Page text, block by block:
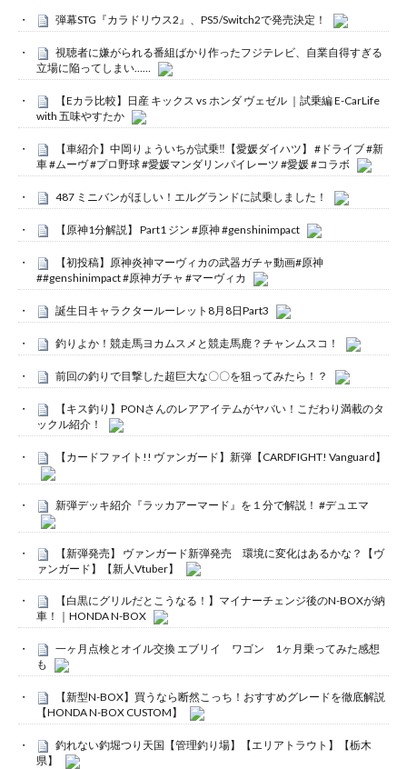
弾幕STG『カラドリウス2』、PS5/Switch2で発売決定！
視聴者に嫌がられる番組ばかり作ったフジテレビ、自業自得すぎる
立場に陥ってしまい……
【Eカラ比較】日産 キックス vs ホンダ ヴェゼル ｜試乗編 E-CarLife
with 五味やすたか
【車紹介】中岡りょういちが試乗‼️【愛媛ダイハツ】 #ドライブ #新
車 #ムーヴ #プロ野球 #愛媛マンダリンパイレーツ #愛媛 #コラボ
487 ミニバンがほしい！エルグランドに試乗しました！
【原神1分解説】 Part1 ジン #原神 #genshinimpact
【初投稿】原神炎神マーヴィカの武器ガチャ動画#原神
##genshinimpact #原神ガチャ #マーヴィカ
誕生日キャラクタールーレット8月8日Part3
釣りよか！競走馬ヨカムスメと競走馬鹿？チャンムスコ！
前回の釣りで目撃した超巨大な〇〇を狙ってみたら！？
【キス釣り】PONさんのレアアイテムがヤバい！こだわり満載のタ
ックル紹介！
【カードファイト!! ヴァンガード】新弾【CARDFIGHT! Vanguard】
新弾デッキ紹介『ラッカアーマード』を１分で解説！ #デュエマ
【新弾発売】 ヴァンガード新弾発売 環境に変化はあるかな？【ヴ
ァンガード】【新人Vtuber】
【白黒にグリルだとこうなる！】マイナーチェンジ後のN-BOXが納
車！｜HONDA N-BOX
一ヶ月点検とオイル交換 エブリイ ワゴン 1ヶ月乗ってみた感想
も
【新型N-BOX】買うなら断然こっち！おすすめグレードを徹底解説
【HONDA N-BOX CUSTOM】
釣れない釣堀つり天国【管理釣り場】【エリアトラウト】【栃木
県】